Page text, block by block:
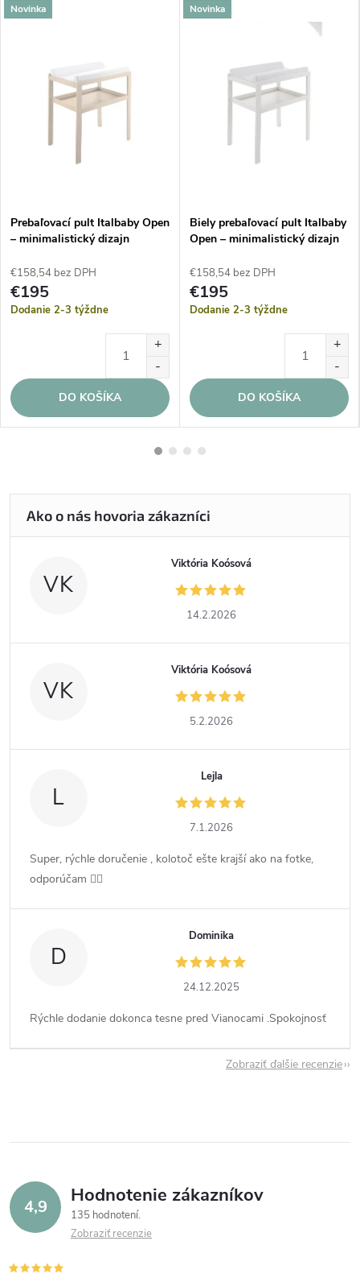
Novinka
Prebaľovací pult Italbaby Open
– minimalistický dizajn
€158,54 bez DPH
€195
Dodanie 2-3 týždne
DO KOŠÍKA
Novinka
Biely prebaľovací pult Italbaby
Open – minimalistický dizajn
€158,54 bez DPH
€195
Dodanie 2-3 týždne
DO KOŠÍKA
VK
Viktória Koósová
14.2.2026
VK
Viktória Koósová
5.2.2026
L
Lejla
7.1.2026
Super, rýchle doručenie , kolotoč ešte krajší ako na fotke,
odporúčam 👍🏻
D
Dominika
24.12.2025
Rýchle dodanie dokonca tesne pred Vianocami .Spokojnosť
Zobraziť ďalšie recenzie
4,9 Hodnotenie zákazníkov
135 hodnotení
Zobraziť recenzie